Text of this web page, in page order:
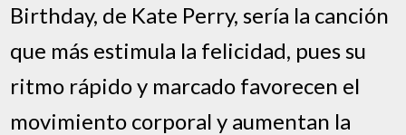
Birthday, de Kate Perry, sería la canción
que más estimula la felicidad, pues su
ritmo rápido y marcado favorecen el
movimiento corporal y aumentan la